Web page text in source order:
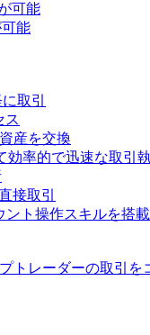
可能
能
取引
ス
産を交換
率的で迅速な取引
接取引
ント操作スキルを搭載
トレーダーの取引を